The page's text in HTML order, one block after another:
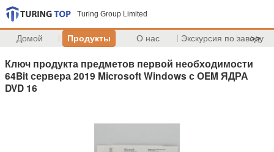
Turing Group Limited
Домой Продукты О нас Экскурсия по заводу
>>
Ключ продукта предметов первой необходимости
64Bit сервера 2019 Microsoft Windows с OEM ЯДРА
DVD 16